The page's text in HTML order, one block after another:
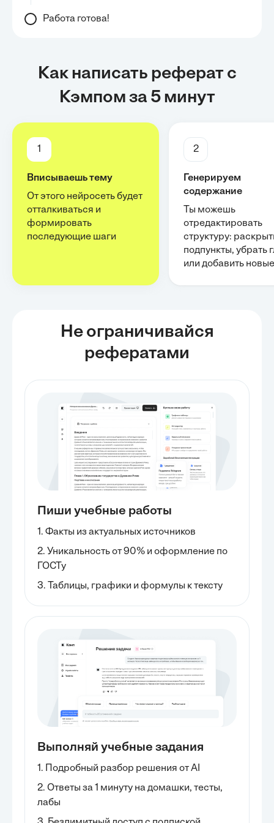
Работа готова!
Как написать реферат с
Кэмпом за 5 минут
1
Вписываешь тему
От этого нейросеть будет
отталкиваться и
формировать
последующие шаги
2
Генерируем
содержание
Ты можешь
отредактировать
структуру:
подпункты, убрать
или добавить новые
Не ограничивайся
рефератами
Пиши учебные работы
1. Факты из актуальных источников
2. Уникальность от 90% и оформление по
ГОСТу
3. Таблицы, графики и формулы к тексту
Выполняй учебные задания
1. Подробный разбор решения от AI
2. Ответы за 1 минуту на домашки, тесты,
лабы